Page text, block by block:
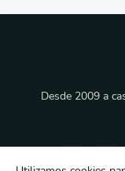
Desde 2009 a